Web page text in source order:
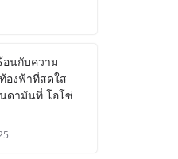
นกับความ
องฟ้าที่สดใส
ดามันที่ โอโซ่